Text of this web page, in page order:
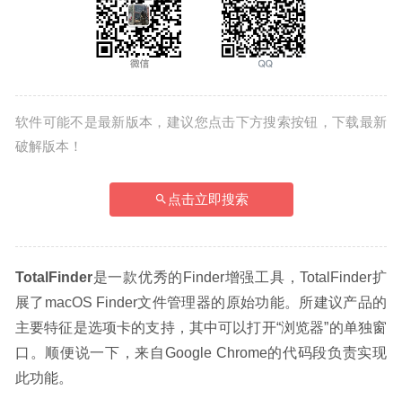
软件可能不是最新版本，建议您点击下方搜索按钮，下载最新
破解版本！
点击立即搜索
TotalFinder是一款优秀的Finder增强工具，TotalFinder扩
展了macOS Finder文件管理器的原始功能。所建议产品的
主要特征是选项卡的支持，其中可以打开“浏览器”的单独窗
口。顺便说一下，来自Google Chrome的代码段负责实现
此功能。